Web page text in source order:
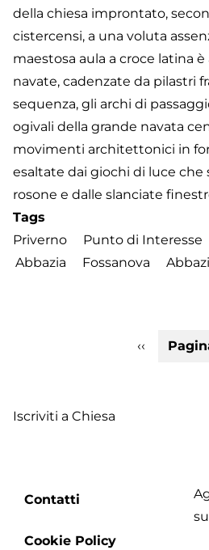
della chiesa improntato,
cistercensi, a una voluta
maestosa aula a croce latina
navate, cadenzate da pilastri
sequenza, gli archi di
ogivali della grande navata
movimenti architettonici in
esaltate dai giochi di luce che
rosone e dalle slanciate
Tags
Priverno
Punto di Interesse
Abbazia
Fossanova
Pagina
‹‹
Iscriviti a Chiesa
Footer
Contatti
Cookie Policy